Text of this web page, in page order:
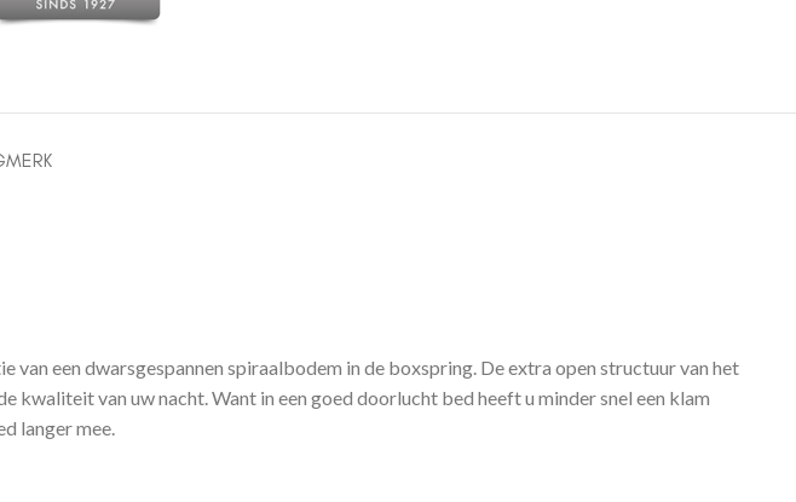
MERK
een dwarsgespannen spiraalbodem in de boxspring. De extra open structuur van het
kwaliteit van uw nacht. Want in een goed doorlucht bed heeft u minder snel een klam
langer mee.